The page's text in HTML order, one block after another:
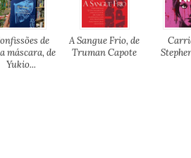
de
máscara, de
Yukio...
A Sangue Frio, de
Truman Capote